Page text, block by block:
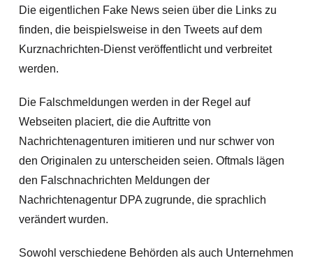
Die eigentlichen Fake News seien über die Links zu
finden, die beispielsweise in den Tweets auf dem
Kurznachrichten-Dienst veröffentlicht und verbreitet
werden.
Die Falschmeldungen werden in der Regel auf
Webseiten placiert, die die Auftritte von
Nachrichtenagenturen imitieren und nur schwer von
den Originalen zu unterscheiden seien. Oftmals lägen
den Falschnachrichten Meldungen der
Nachrichtenagentur DPA zugrunde, die sprachlich
verändert wurden.
Sowohl verschiedene Behörden als auch Unternehmen